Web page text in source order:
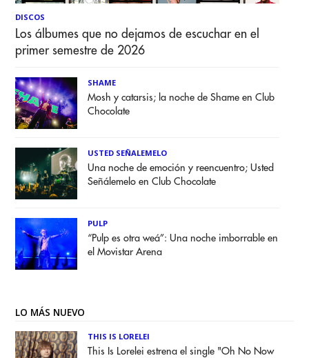
DISCOS
Los álbumes que no dejamos de escuchar en el
primer semestre de 2026
SHAME
Mosh y catarsis; la noche de Shame en Club
Chocolate
USTED SEÑALEMELO
Una noche de emoción y reencuentro; Usted
Señálemelo en Club Chocolate
PULP
“Pulp es otra weá”: Una noche imborrable en
el Movistar Arena
LO MÁS NUEVO
THIS IS LORELEI
This Is Lorelei estrena el single "Oh No Now